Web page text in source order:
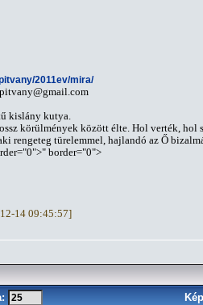
2011ev/mira/
kislány kutya.
körülmények között élte. Hol verték,
rengeteg türelemmel, hajlandó az Ő
border="0">
14 09:45:57]